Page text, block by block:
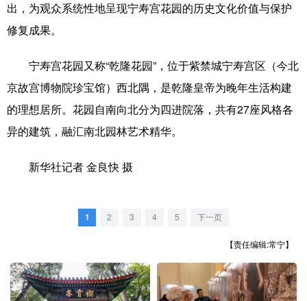
文化产业
北京 天津 河北 山西
辽宁 吉林 上海 江苏
山东 河南
新疆 内蒙古 黑龙江
出，为观众系统性地呈现宁寿宫花园的历史文化价值与保护
修复成果。
宁寿宫花园又称“乾隆花园”，位于紫禁城宁寿宫区（今北
京故宫博物院珍宝馆）西北隅，是乾隆皇帝为晚年生活构建
的理想居所。花园自南向北分为四进院落，共有27座风格各
异的建筑，融汇南北园林艺术精华。
新华社记者 金良快 摄
1 2 3 4 5 下一页
【责任编辑:常宁】